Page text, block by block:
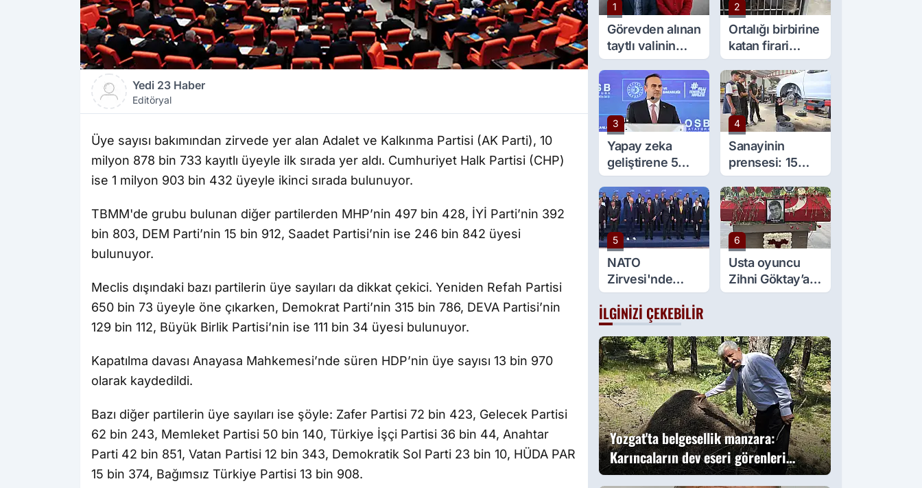
Yedi 23 Haber
Editöryal
Üye sayısı bakımından zirvede yer alan Adalet ve Kalkınma Partisi (AK Parti), 10
milyon 878 bin 733 kayıtlı üyeyle ilk sırada yer aldı. Cumhuriyet Halk Partisi (CHP)
ise 1 milyon 903 bin 432 üyeyle ikinci sırada bulunuyor.
TBMM'de grubu bulunan diğer partilerden MHP’nin 497 bin 428, İYİ Parti’nin 392
bin 803, DEM Parti’nin 15 bin 912, Saadet Partisi’nin ise 246 bin 842 üyesi
bulunuyor.
Meclis dışındaki bazı partilerin üye sayıları da dikkat çekici. Yeniden Refah Partisi
650 bin 73 üyeyle öne çıkarken, Demokrat Parti’nin 315 bin 786, DEVA Partisi’nin
129 bin 112, Büyük Birlik Partisi’nin ise 111 bin 34 üyesi bulunuyor.
Kapatılma davası Anayasa Mahkemesi’nde süren HDP’nin üye sayısı 13 bin 970
olarak kaydedildi.
Bazı diğer partilerin üye sayıları ise şöyle: Zafer Partisi 72 bin 423, Gelecek Partisi
62 bin 243, Memleket Partisi 50 bin 140, Türkiye İşçi Partisi 36 bin 44, Anahtar
Parti 42 bin 851, Vatan Partisi 12 bin 343, Demokratik Sol Parti 23 bin 10, HÜDA PAR
15 bin 374, Bağımsız Türkiye Partisi 13 bin 908.
1
Görevden alınan
taytlı valinin
eşine sürpriz
görev
2
Ortalığı birbirine
katan firari
maymun, kadını
yaraladı
3
Yapay zeka
geliştirene 5
milyon lira kredi
desteği
4
Sanayinin
prensesi: 15
yaşında 5 çırağı
var
5
NATO
Zirvesi'nde
gülümseten an:
Beyaz spor
ayakkabılar
gündem oldu
6
Usta oyuncu
Zihni Göktay’a
veda
İLGINIZI ÇEKEBILIR
Yozgat'ta belgesellik manzara:
Karıncaların dev eseri görenleri
büyüledi